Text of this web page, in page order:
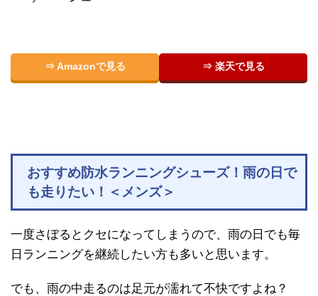
⇒ Amazonで見る ⇒ 楽天で見る
おすすめ防水ランニングシューズ！雨の日で
も走りたい！＜メンズ＞
一度さぼるとクセになってしまうので、雨の日でも毎
日ランニングを継続したい方も多いと思います。
でも、雨の中走るのは足元が濡れて不快ですよね？